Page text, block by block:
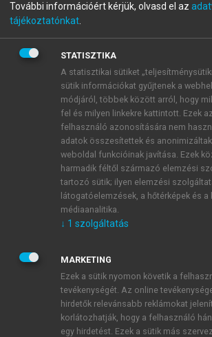
A regisztráció után apróbaidőszak
BELÉPÉS SAJÁT FIÓKKAL
ÚJ FIÓK LÉTREHOZÁSA
1 óra díjmentes hozzáférés
E-MAIL-CÍM
JELSZÓ
JELSZÓ ÚJRA
További információért kérjük, olvasd el az
tájékoztatónkat
STATISZTIKA
A statisztikai sütiket
sütik információkat gyűjtenek a
módjáról, többek között arról, hogy
fel és milyen linkekre kattintott. Ezek
felhasználó azonosítására nem
adatok összesítettek és
weboldal funkcióinak javítása. Ezek
harmadik féltől származó elemzési
tartozó sütik; ilyen elemzési
látogatóelemzések, a hőtérképek és
médiaanalitika.
↓ 1 szolgáltatás
MARKETING
Ezek a sütik nyomon követik a
tevékenységét. Az online
hirdetők relevánsabb reklámokat
korlátozhatják, hogy a felhasználó
egy hirdetést. Ezek a sütik más